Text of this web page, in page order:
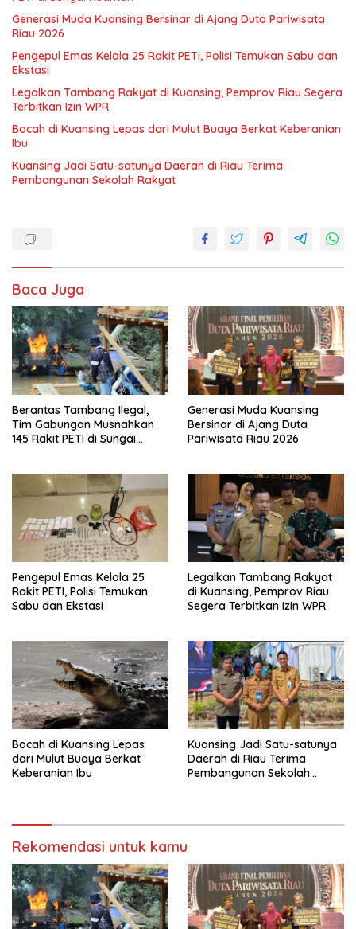
Generasi Muda Kuansing Bersinar di Ajang Duta Pariwisata
Riau 2026
Pengepul Emas Kelola 25 Rakit PETI, Polisi Temukan Sabu dan
Ekstasi
Legalkan Tambang Rakyat di Kuansing, Pemprov Riau Segera
Terbitkan Izin WPR
Bocah di Kuansing Lepas dari Mulut Buaya Berkat Keberanian
Ibu
Kuansing Jadi Satu-satunya Daerah di Riau Terima
Pembangunan Sekolah Rakyat
Baca Juga
Berantas Tambang Ilegal,
Tim Gabungan Musnahkan
145 Rakit PETI di Sungai
Generasi Muda Kuansing
Bersinar di Ajang Duta
Pariwisata Riau 2026
Pengepul Emas Kelola 25
Rakit PETI, Polisi Temukan
Sabu dan Ekstasi
Legalkan Tambang Rakyat
di Kuansing, Pemprov Riau
Segera Terbitkan Izin WPR
Bocah di Kuansing Lepas
dari Mulut Buaya Berkat
Keberanian Ibu
Kuansing Jadi Satu-satunya
Daerah di Riau Terima
Pembangunan Sekolah
Rekomendasi untuk kamu